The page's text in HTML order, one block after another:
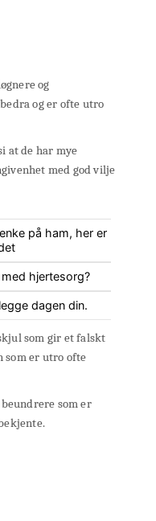
og
og er ofte utro
at de har mye
med god vilje
på ham, her er
hjertesorg?
dagen din.
som gir et falskt
som er utro ofte
som er